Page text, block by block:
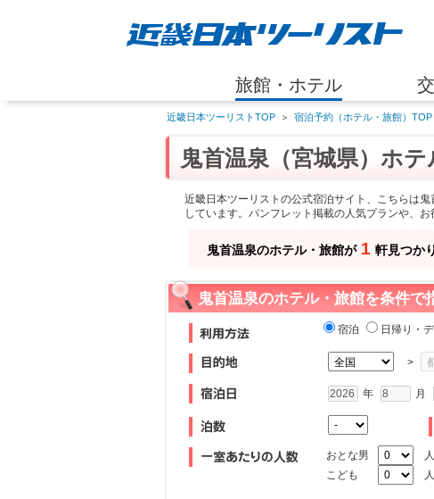
旅館・ホテル
近畿日本ツーリストTOP ＞ 宿泊予約（ホテル・旅館）TOP
鬼首温泉（宮城県）ホ
近畿日本ツーリストの公式宿泊サイト、こちらは
しています。パンフレット掲載の人気プランや、
鬼首温泉のホテル・旅館が 1 軒見つか
鬼首温泉のホテル・旅館を条件で
宿泊 日帰り・
>
年 月
おとな男 人
こども
人